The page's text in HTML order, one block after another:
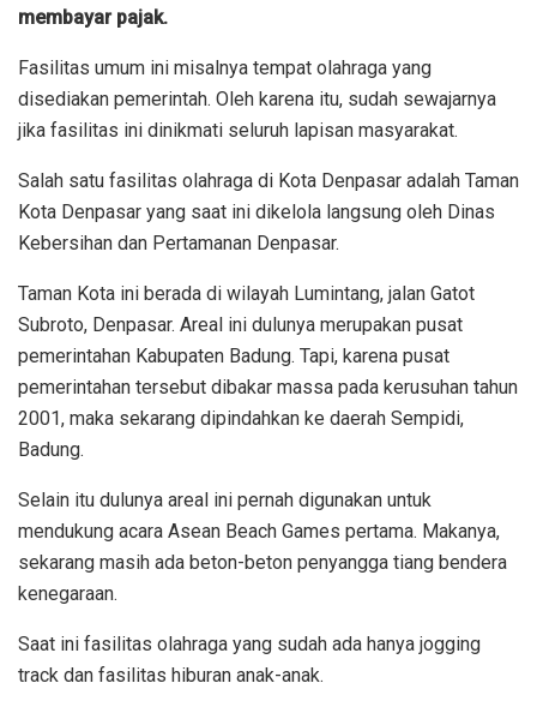
membayar pajak.
Fasilitas umum ini misalnya tempat olahraga yang
disediakan pemerintah. Oleh karena itu, sudah sewajarnya
jika fasilitas ini dinikmati seluruh lapisan masyarakat.
Salah satu fasilitas olahraga di Kota Denpasar adalah Taman
Kota Denpasar yang saat ini dikelola langsung oleh Dinas
Kebersihan dan Pertamanan Denpasar.
Taman Kota ini berada di wilayah Lumintang, jalan Gatot
Subroto, Denpasar. Areal ini dulunya merupakan pusat
pemerintahan Kabupaten Badung. Tapi, karena pusat
pemerintahan tersebut dibakar massa pada kerusuhan tahun
2001, maka sekarang dipindahkan ke daerah Sempidi,
Badung.
Selain itu dulunya areal ini pernah digunakan untuk
mendukung acara Asean Beach Games pertama. Makanya,
sekarang masih ada beton-beton penyangga tiang bendera
kenegaraan.
Saat ini fasilitas olahraga yang sudah ada hanya jogging
track dan fasilitas hiburan anak-anak.